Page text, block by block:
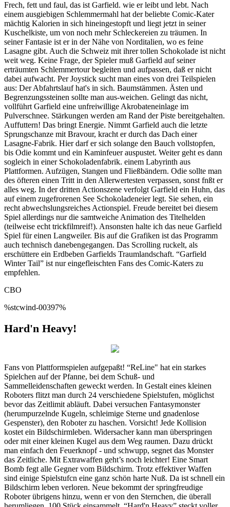
Frech, fett und faul, das ist Garfield. wie er leibt und lebt. Nach
einem ausgiebigen Schlemmermahl hat der beliebte Comic-Kater
mächtig Kalorien in sich hineingestopft und liegt jetzt in seiner
Kuschelkiste, um von noch mehr Schleckereien zu träumen. In
seiner Fantasie ist er in der Nähe von Norditalien, wo es feine
Lasagne gibt. Auch die Schweiz mit ihrer tollen Schokolade ist nicht
weit weg. Keine Frage, der Spieler muß Garfield auf seiner
erträumten Schlemmertour begleiten und aufpassen, daß er nicht
dabei aufwacht. Per Joystick sucht man eines von drei Teilspielen
aus: Der Abfahrtslauf hat's in sich. Baumstämmen. Ästen und
Begrenzungssteinen sollte man aus-weichen. Gelingt das nicht,
vollführt Garfield eine unfreiwillige Akrobateneinlage im
Pulverschnee. Stärkungen werden am Rand der Piste bereitgehalten.
Auffuttern! Das bringt Energie. Nimmt Garfield auch die letzte
Sprungschanze mit Bravour, kracht er durch das Dach einer
Lasagne-Fabrik. Hier darf er sich solange den Bauch vollstopfen,
bis Odie kommt und ein Kaminfeuer auspustet. Weiter geht es dann
sogleich in einer Schokoladenfabrik. einem Labyrinth aus
Plattformen. Aufzügen, Stangen und Fließbändern. Odie sollte man
des öfteren einen Tritt in den Allerwertesten verpassen, sonst fnßt er
alles weg. In der dritten Actionszene verfolgt Garfield ein Huhn, das
auf einem zugefrorenen See Schokoladeneier legt. Sie sehen, ein
recht abwechslungsreiches Actionspiel. Freude bereitet bei diesem
Spiel allerdings nur die samtweiche Animation des Titelhelden
(teilweise echt trickfilmreif!). Ansonsten halte ich das neue Garfield
Spiel für einen Langweiler. Bis auf die Grafiken ist das Programm
auch technisch danebengegangen. Das Scrolling ruckelt, als
erschüttere ein Erdbeben Garfields Traumlandschaft. “Garfield
Winter Tail” ist nur eingefleischten Fans des Comic-Katers zu
empfehlen.
CBO
%stcwind-00397%
Hard'n Heavy!
Fans von Plattformspielen aufgepaßt! “ReLine" hat ein starkes
Spielchen auf der Pfanne, bei dem Schuß- und
Sammelleidenschaften geweckt werden. In Gestalt eines kleinen
Roboters flitzt man durch 24 verschiedene Spielstufen, möglichst
bevor das Zeitlimit abläuft. Dabei versuchen Fantasymonster
(herumpurzelnde Kugeln, schleimige Sterne und gnadenlose
Gespenster), den Roboter zu haschen. Vorsicht! Jede Kollision
kostet ein Bildschirmleben. Widersacher kann man überspringen
oder mit einer kleinen Kugel aus dem Weg raumen. Dazu drückt
man einfach den Feuerknopf - und schwupp, segnet das Monster
das Zeitliche. Mit Extrawaffen geht’s noch leichter! Eine Smart
Bomb fegt alle Gegner vom Bildschirm. Trotz effektiver Waffen
sind einige Spielstufcn eine ganz schön harte Nuß. Da ist schnell ein
Bildschirm leben verloren. Neue bekommt der springfreudige
Roboter übrigens hinzu, wenn er von den Sternchen, die überall